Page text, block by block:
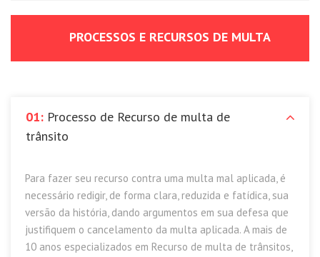
PROCESSOS E RECURSOS DE MULTA
01: Processo de Recurso de multa de
trânsito
Para fazer seu recurso contra uma multa mal aplicada, é
necessário redigir, de forma clara, reduzida e fatídica, sua
versão da história, dando argumentos em sua defesa que
justifiquem o cancelamento da multa aplicada. A mais de
10 anos especializados em Recurso de multa de trânsitos,